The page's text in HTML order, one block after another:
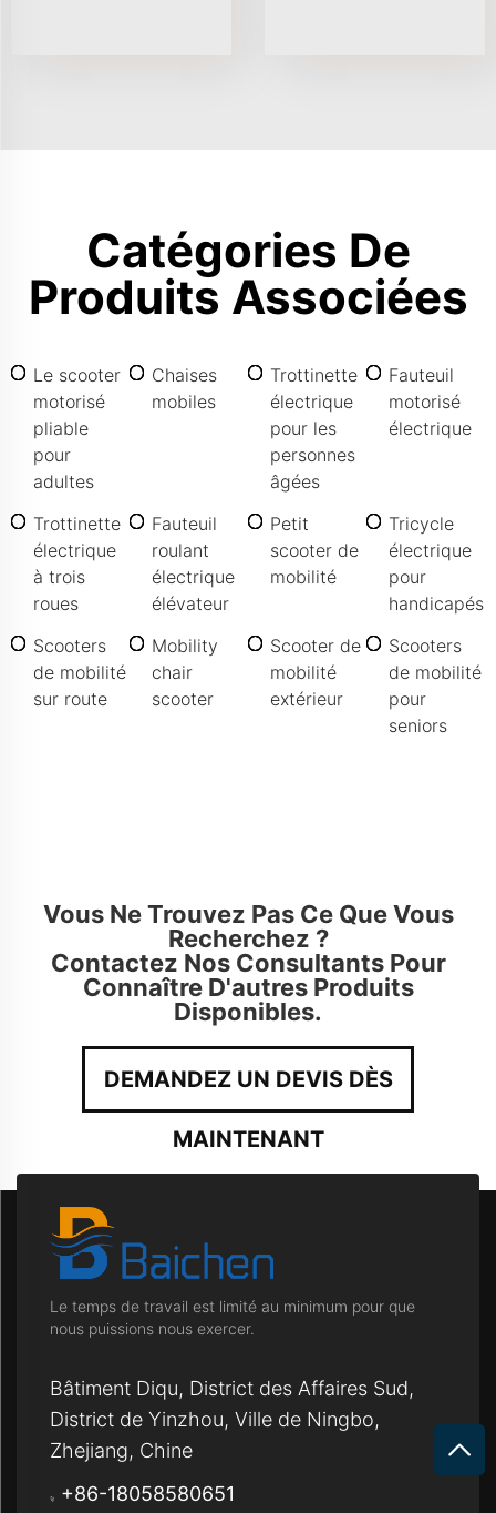
Catégories De
Produits Associées
Le scooter
motorisé
pliable
pour
adultes
Chaises
mobiles
Trottinette
électrique
pour les
personnes
âgées
Fauteuil
motorisé
électrique
Trottinette
électrique
à trois
roues
Fauteuil
roulant
électrique
élévateur
Petit
scooter de
mobilité
Tricycle
électrique
pour
handicapés
Scooters
de mobilité
sur route
Mobility
chair
scooter
Scooter de
mobilité
extérieur
Scooters
de mobilité
pour
seniors
Vous Ne Trouvez Pas Ce Que Vous
Recherchez ?
Contactez Nos Consultants Pour
Connaître D'autres Produits
Disponibles.
DEMANDEZ UN DEVIS DÈS
MAINTENANT
Le temps de travail est limité au minimum pour que
nous puissions nous exercer.
Bâtiment Diqu, District des Affaires Sud,
District de Yinzhou, Ville de Ningbo,
Zhejiang, Chine
+86-18058580651